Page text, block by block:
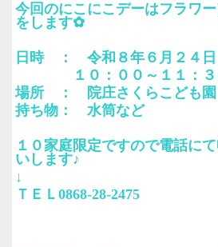
今回のにこにこデーはフラワ
をします✿
日時 ： 令和８年６月２４日
１０：００～１１：３
場所 ： 院庄さくらこども園
持ち物： 水筒など
１０家庭限定ですので電話に
いします♪
↓
ＴＥＬ0868-28-2475